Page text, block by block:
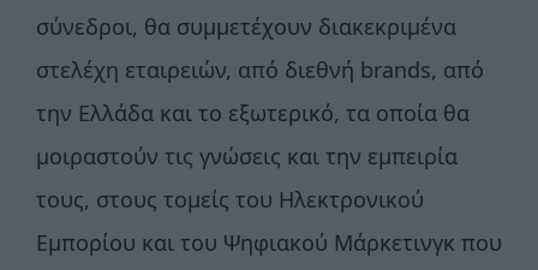
σύνεδροι, θα συμμετέχουν διακεκριμένα
στελέχη εταιρειών, από διεθνή brands, από
την Ελλάδα και το εξωτερικό, τα οποία θα
μοιραστούν τις γνώσεις και την εμπειρία
τους, στους τομείς του Ηλεκτρονικού
Εμπορίου και του Ψηφιακού Μάρκετινγκ που